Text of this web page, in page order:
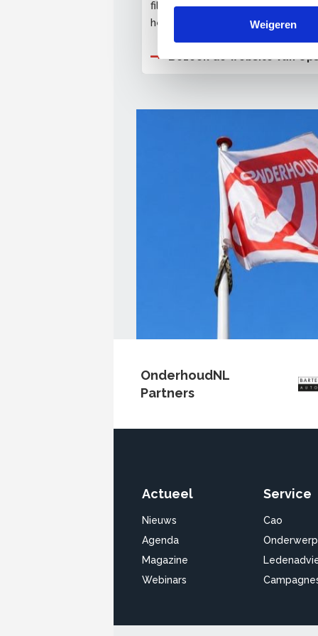
Weigeren
filosofie uitdragen en vaak zelf
hebben uitgebreide kennis van
Bezoek de website van
OnderhoudNL
Partners
Actueel
Nieuws
Agenda
Magazine
Webinars
Service
Cao